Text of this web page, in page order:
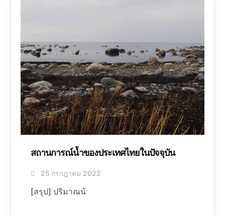
สถานการณ์น้ำของประเทศไทยในปัจจุบัน
25 กรกฎาคม 2022
[สรุป] ปริมาณน้